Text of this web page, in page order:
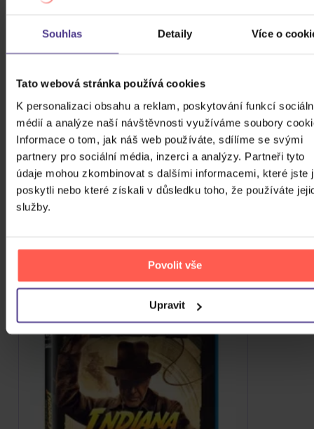
Souhlas Detaily Více o
Tato webová stránka používá cookies
K personalizaci obsahu a reklam, poskytování funkcí
médií a analýze naší návštěvnosti využíváme soubory
Informace o tom, jak náš web používáte, sdílíme se svými
partnery pro sociální média, inzerci a analýzy. Partneři tyto
údaje mohou zkombinovat s dalšími informacemi, které jste
poskytli nebo které získali v důsledku toho, že používáte
služby.
Povolit vše
Upravit
2DVD
Skladem 179 Kč
ZOBRAZIT VŠECHNY
PODOBNÉ PRODUKTY
Do nálady se vám možná trefí i následující kusovky.